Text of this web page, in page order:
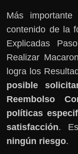
Más
contenido de la
Explicadas
Realizar
logra los
posible
Reembolso
políticas
satisfacción.
ningún riesgo.